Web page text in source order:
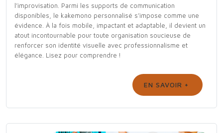
l’improvisation. Parmi les supports de communication
disponibles, le kakemono personnalisé s’impose comme une
évidence. À la fois mobile, impactant et adaptable, il devient un
atout incontournable pour toute organisation soucieuse de
renforcer son identité visuelle avec professionnalisme et
élégance. Lisez pour comprendre !
EN SAVOIR +